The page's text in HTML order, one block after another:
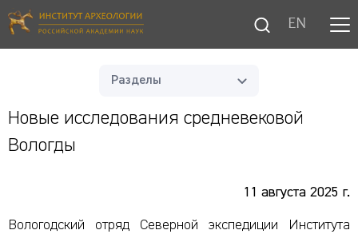
EN
Разделы
Новые исследования средневековой
Вологды
11 августа 2025 г.
Вологодский отряд Северной экспедиции Института